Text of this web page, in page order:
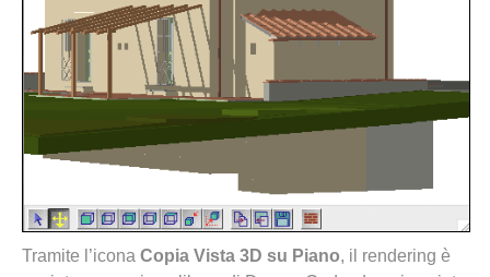
Tramite l’icona Copia Vista 3D su Piano, il rendering è